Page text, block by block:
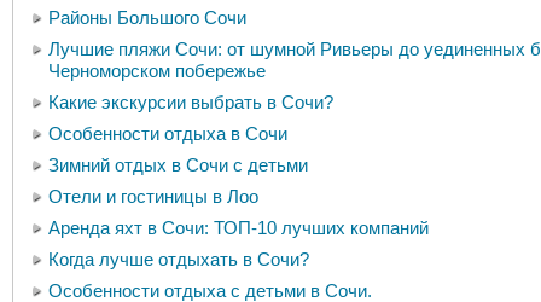
Районы Большого Сочи
Лучшие пляжи Сочи: от шумной Ривьеры до уединенных
Черноморском побережье
Какие экскурсии выбрать в Сочи?
Особенности отдыха в Сочи
Зимний отдых в Сочи с детьми
Отели и гостиницы в Лоо
Аренда яхт в Сочи: ТОП-10 лучших компаний
Когда лучше отдыхать в Сочи?
Особенности отдыха с детьми в Сочи.